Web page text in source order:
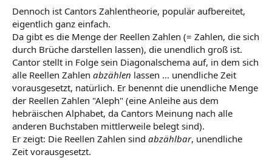
Dennoch ist Cantors Zahlentheorie, populär aufbereitet,
eigentlich ganz einfach.
Da gibt es die Menge der Reellen Zahlen (= Zahlen, die sich
durch Brüche darstellen lassen), die unendlich groß ist.
Cantor stellt in Folge sein Diagonalschema auf, in dem sich
alle Reellen Zahlen abzählen lassen ... unendliche Zeit
vorausgesetzt, natürlich. Er benennt die unendliche Menge
der Reellen Zahlen "Aleph" (eine Anleihe aus dem
hebräischen Alphabet, da Cantors Meinung nach alle
anderen Buchstaben mittlerweile belegt sind).
Er zeigt: Die Reellen Zahlen sind abzählbar, unendliche
Zeit vorausgesetzt.